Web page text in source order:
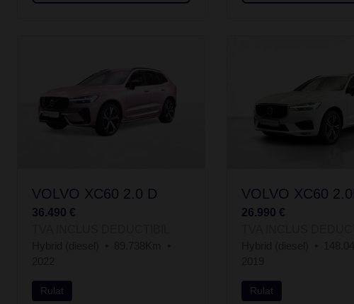
VOLVO XC60 2.0 D
36.490 €
Rulat
VOLVO XC60
26.990 €
Rulat